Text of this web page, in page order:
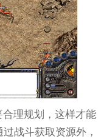
理规划，这样才能
战斗获取资源外，